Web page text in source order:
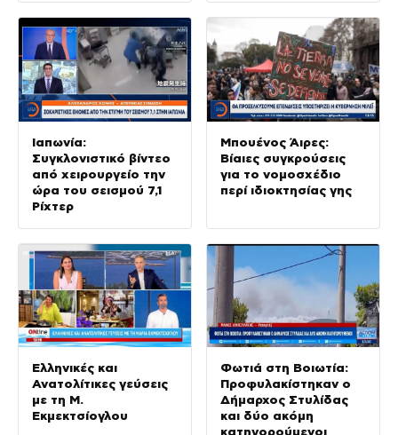
Ιαπωνία:
Συγκλονιστικό βίντεο
από χειρουργείο την
ώρα του σεισμού 7,1
Ρίχτερ
Μπουένος Άιρες:
Βίαιες συγκρούσεις
για το νομοσχέδιο
περί ιδιοκτησίας γης
Ελληνικές και
Ανατολίτικες γεύσεις
με τη Μ.
Εκμεκτσίογλου
Φωτιά στη Βοιωτία:
Προφυλακίστηκαν ο
Δήμαρχος Στυλίδας
και δύο ακόμη
κατηγορούμενοι